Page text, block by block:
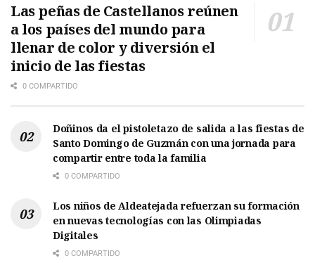
Las peñas de Castellanos reúnen
a los países del mundo para
llenar de color y diversión el
inicio de las fiestas
0 COMPARTIDO
Doñinos da el pistoletazo de salida a las fiestas de
Santo Domingo de Guzmán con una jornada para
compartir entre toda la familia
0 COMPARTIDO
Los niños de Aldeatejada refuerzan su formación
en nuevas tecnologías con las Olimpiadas
Digitales
0 COMPARTIDO